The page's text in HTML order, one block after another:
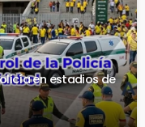
en estadios de